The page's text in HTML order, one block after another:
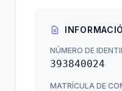
NÚMERO DE
393840024
MATRÍCULA DE